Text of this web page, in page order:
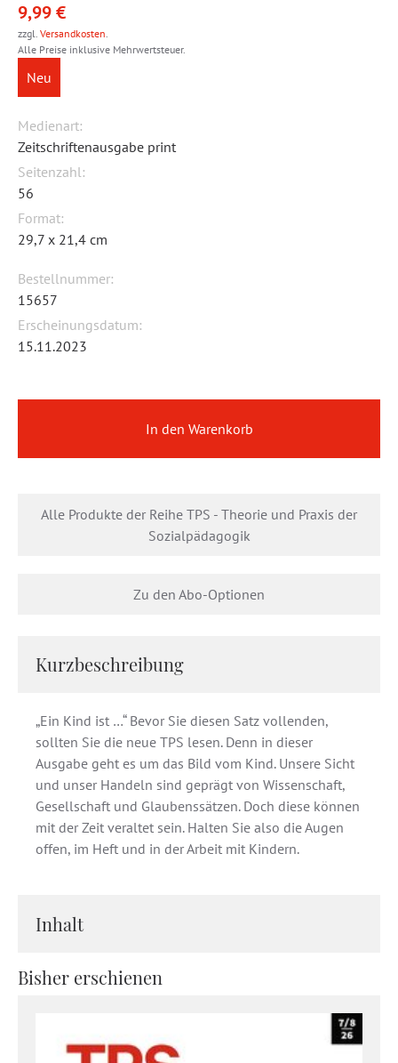
9,99 €
zzgl. Versandkosten.
Alle Preise inklusive Mehrwertsteuer.
Neu
Medienart:
Zeitschriftenausgabe print
Seitenzahl:
56
Format:
29,7 x 21,4 cm
Bestellnummer:
15657
Erscheinungsdatum:
15.11.2023
Zu den Abo-Optionen
Alle Produkte der Reihe TPS - Theorie und Praxis der
Sozialpädagogik
In den Warenkorb
Kurzbeschreibung
„Ein Kind ist …“ Bevor Sie diesen Satz vollenden,
sollten Sie die neue TPS lesen. Denn in dieser
Ausgabe geht es um das Bild vom Kind. Unsere Sicht
und unser Handeln sind geprägt von Wissenschaft,
Gesellschaft und Glaubenssätzen. Doch diese können
mit der Zeit veraltet sein. Halten Sie also die Augen
offen, im Heft und in der Arbeit mit Kindern.
Inhalt
Bisher erschienen